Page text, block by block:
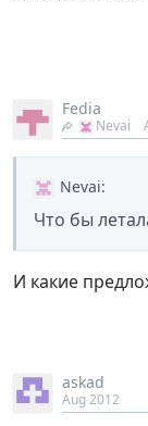
Fedia
Nevai
Nevai:
Что бы
И какие
askad
Aug 2012